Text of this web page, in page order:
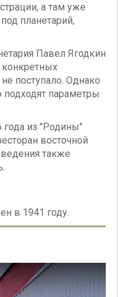
а там уже
планетарий,
Павел Ягодкин
конкретных
поступало. Однако
подходят параметры
года из "Родины"
восточной
также
в 1941 году.